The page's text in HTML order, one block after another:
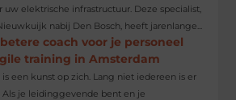
uw elektrische infrastructuur. Deze specialist,
nabij Den Bosch, heeft jarenlange...
coach voor je personeel
training in Amsterdam
een kunst op zich. Lang niet iedereen is er
Als je leidinggevende bent en je